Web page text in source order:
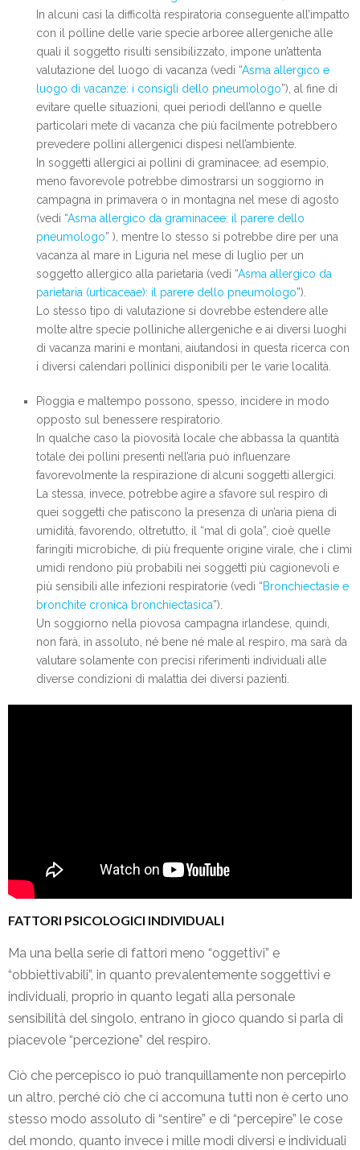
In alcuni casi la difficoltà respiratoria conseguente all’impatto
con il polline delle varie specie arboree allergeniche alle
quali il soggetto risulti sensibilizzato, impone un’attenta
valutazione del luogo di vacanza (vedi “Asma allergico e
luogo di vacanze: i consigli dello pneumologo”), al fine di
evitare quelle situazioni, quei periodi dell’anno e quelle
particolari mete di vacanza che più facilmente potrebbero
prevedere pollini allergenici dispesi nell’ambiente.
In soggetti allergici ai pollini di graminacee, ad esempio,
meno favorevole potrebbe dimostrarsi un soggiorno in
campagna in primavera o in montagna nel mese di agosto
(vedi “Asma allergico da graminacee: il parere dello
pneumologo” ), mentre lo stesso si potrebbe dire per una
vacanza al mare in Liguria nel mese di luglio per un
soggetto allergico alla parietaria (vedi “Asma allergico da
parietaria (urticaceae): il parere dello pneumologo”).
Lo stesso tipo di valutazione si dovrebbe estendere alle
molte altre specie polliniche allergeniche e ai diversi luoghi
di vacanza marini e montani, aiutandosi in questa ricerca con
i diversi calendari pollinici disponibili per le varie località.
Pioggia e maltempo possono, spesso, incidere in modo
opposto sul benessere respiratorio.
In qualche caso la piovosità locale che abbassa la quantità
totale dei pollini presenti nell’aria può influenzare
favorevolmente la respirazione di alcuni soggetti allergici.
La stessa, invece, potrebbe agire a sfavore sul respiro di
quei soggetti che patiscono la presenza di un’aria piena di
umidità, favorendo, oltretutto, il “mal di gola”, cioè quelle
faringiti microbiche, di più frequente origine virale, che i climi
umidi rendono più probabili nei soggetti più cagionevoli e
più sensibili alle infezioni respiratorie (vedi “Bronchiectasie e
bronchite cronica bronchiectasica”).
Un soggiorno nella piovosa campagna irlandese, quindi,
non farà, in assoluto, né bene né male al respiro, ma sarà da
valutare solamente con precisi riferimenti individuali alle
diverse condizioni di malattia dei diversi pazienti.
FATTORI PSICOLOGICI INDIVIDUALI
Ma una bella serie di fattori meno “oggettivi” e
“obbiettivabili”, in quanto prevalentemente soggettivi e
individuali, proprio in quanto legati alla personale
sensibilità del singolo, entrano in gioco quando si parla di
piacevole “percezione” del respiro.
Ciò che percepisco io può tranquillamente non percepirlo
un altro, perché ciò che ci accomuna tutti non è certo uno
stesso modo assoluto di “sentire” e di “percepire” le cose
del mondo, quanto invece i mille modi diversi e individuali